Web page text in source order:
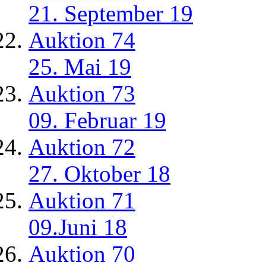
21. September 19
Auktion 74
25. Mai 19
Auktion 73
09. Februar 19
Auktion 72
27. Oktober 18
Auktion 71
09.Juni 18
Auktion 70